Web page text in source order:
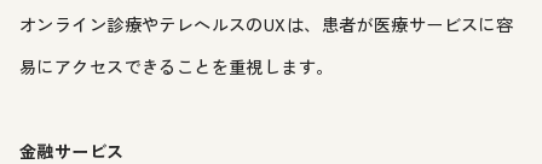
オンライン診療やテレヘルスのUXは、患者が医療サービスに容
易にアクセスできることを重視します。
金融サービス